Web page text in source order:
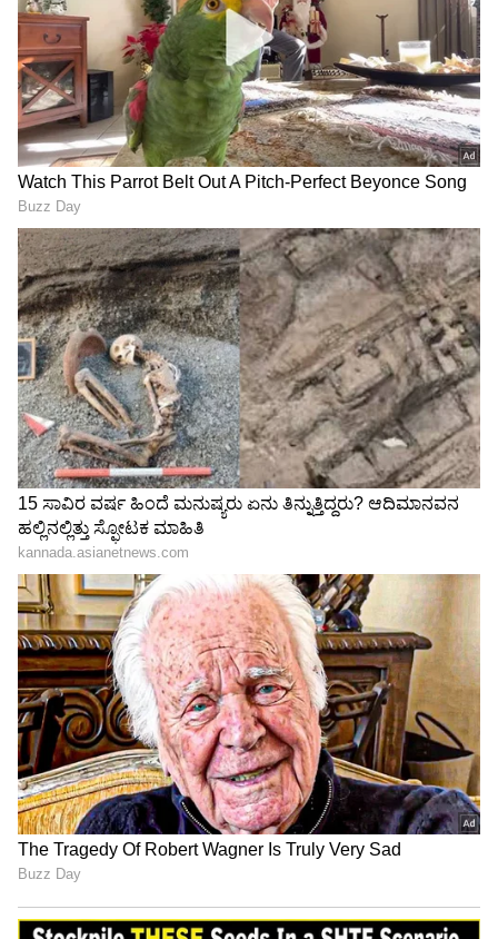
Related Articles
ರಾಜ್ಯಕ್ಕೆ ಮುಂಗಾರು ಪ್ರವೇಶ ಯಾವಾಗ? ಎಲ್ಲೆಲ್ಲಿ
ಆಗಲಿದೆ ಮಳೆ? IMDಯಿಂದ ಅಧಿಕೃತ ಮಾಹಿತಿ
ಚಂಡಮಾರುತ ಹಾಗೂ ಭಾರಿ ಮಳೆ ಮುನ್ಸೂಚನೆ:
ಕರಾವಳಿ ಜಿಲ್ಲೆಗಳಲ್ಲಿ 61 ದಿನಗಳ ಕಾಲ ಮೀನುಗಾರಿಕೆ
ನಿಷೇಧ
3
8
Image Credit :Asianet News
ದಕ್ಷಿಣ ಒಳನಾಡಿನಲ್ಲಿ ಭಾರೀ ಮಳೆ ಎಚ್ಚರಿಕೆ
ಮೇ 23ರಂದು ದಕ್ಷಿಣ ಒಳನಾಡಿನ ಕೆಲವು ಜಿಲ್ಲೆಗಳಲ್ಲಿ ಭಾರೀ
ಮಳೆಯಾಗುವ ಮುನ್ಸೂಚನೆ ನೀಡಲಾಗಿದೆ. ವಿಶೇಷವಾಗಿ
ಚಿತ್ರದುರ್ಗ, ತುಮಕೂರು ಮತ್ತು ದಾವಣಗೆರೆ ಜಿಲ್ಲೆಗಳಲ್ಲಿ
ಭಾರೀ ಮಳೆಯ ಜೊತೆಗೆ ಗಂಟೆಗೆ 50-60 ಕಿ.ಮೀ ವೇಗದಲ್ಲಿ
ಬಲವಾದ ಗಾಳಿ ಬೀಸಲಿದೆ. ಬೆಂಗಳೂರು ಗ್ರಾಮಾಂತರ,
ಬೆಂಗಳೂರು ನಗರ, ಕೋಲಾರ, ಚಿಕ್ಕಬಳ್ಳಾಪುರ, ಮಂಡ್ಯ,
ರಾಮನಗರ ಮತ್ತು ಚಾಮರಾಜನಗರ ಜಿಲ್ಲೆಗಳಲ್ಲಿ ಸಾಧಾರಣ
ಮಳೆಯಾಗುವ ಸಾಧ್ಯತೆಯಿದೆ.